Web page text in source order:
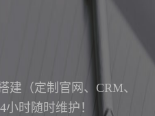
建（定制官网、CRM、
时随时维护！